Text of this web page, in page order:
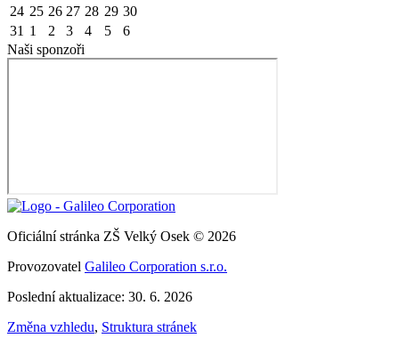
24 25 26 27 28 29 30
31 1 2 3 4 5
6
Naši sponzoři
Oficiální stránka ZŠ Velký Osek © 2026
Provozovatel Galileo Corporation s.r.o.
Poslední aktualizace: 30. 6. 2026
Změna vzhledu, Struktura stránek